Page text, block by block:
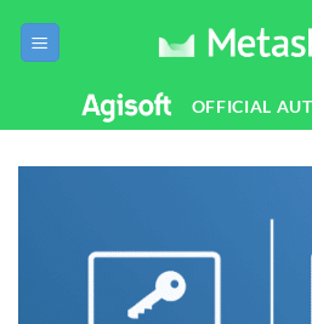
OFFICIAL